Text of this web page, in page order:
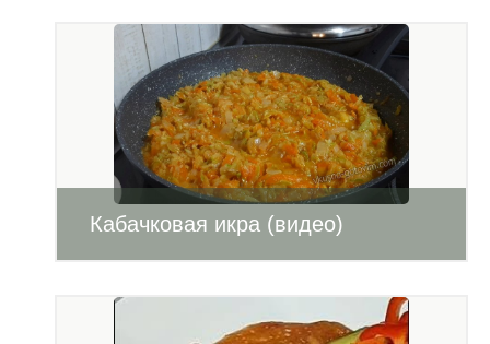
Кабачковая икра (видео)